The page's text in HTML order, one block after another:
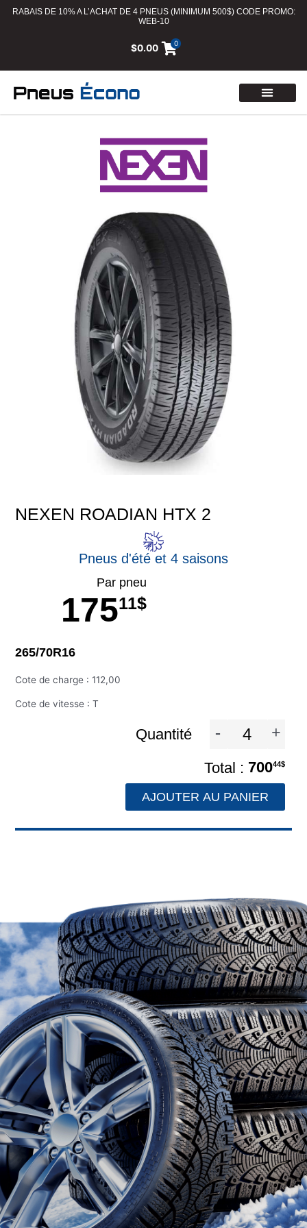
RABAIS DE 10% A L’ACHAT DE 4 PNEUS (MINIMUM 500$) CODE PROMO:
WEB-10
$0.00 0
NEXEN ROADIAN HTX 2
Pneus d'été et 4 saisons
Par pneu
17511$
265/70R16
Cote de charge : 112,00
Cote de vitesse : T
Quantité - +
70044$
AJOUTER AU PANIER